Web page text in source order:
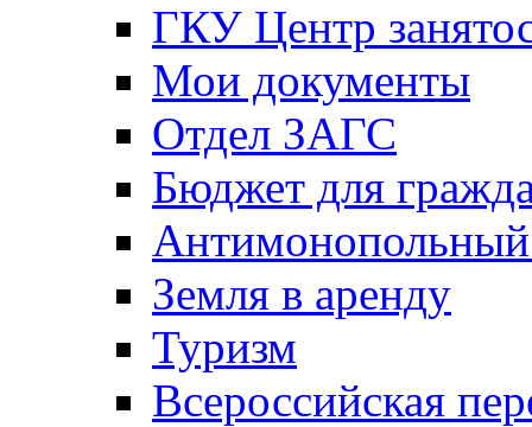
ГКУ Центр
Мои документы
Отдел ЗАГС
Бюджет для
Антимонопольный
Земля в аренду
Туризм
Всероссийская